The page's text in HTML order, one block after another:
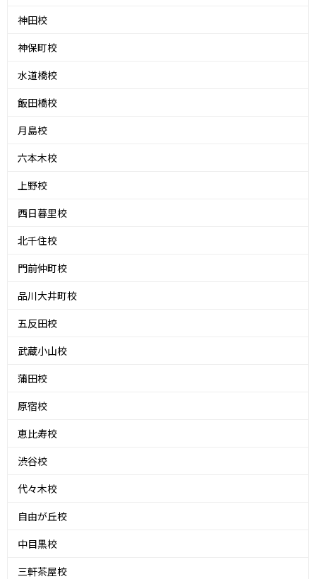
神田校
神保町校
水道橋校
飯田橋校
月島校
六本木校
上野校
西日暮里校
北千住校
門前仲町校
品川大井町校
五反田校
武蔵小山校
蒲田校
原宿校
恵比寿校
渋谷校
代々木校
自由が丘校
中目黒校
三軒茶屋校